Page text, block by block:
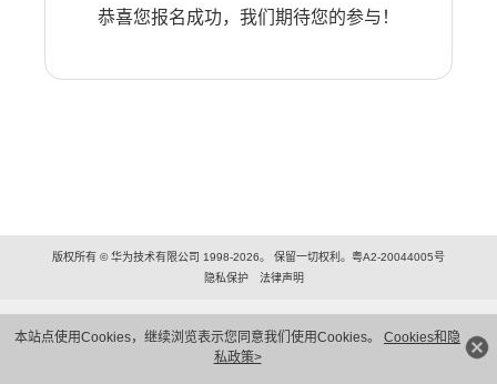
本站点使用Cookies，继续浏览表示您同意我们使用Cookies。 Cookies和隐
私政策>
恭喜您报名成功，我们期待您的参与！
版权所有 © 华为技术有限公司 1998-2026。 保留一切权利。粤A2-20044005号
隐私保护
法律声明